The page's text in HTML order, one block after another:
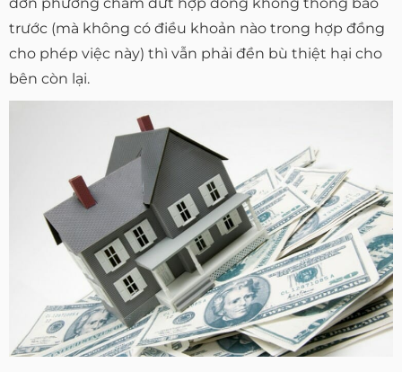
trước (mà không có điều khoản nào trong hợp đồng
cho phép việc này) thì vẫn phải đền bù thiệt hại cho
bên còn lại.